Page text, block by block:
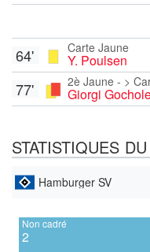
Carte Jaune
Y. Poulsen
64'
2è Jaune - >
Giorgi
77'
STATISTIQUES
Hamburger SV
Non cadré
2